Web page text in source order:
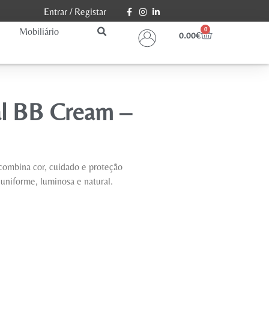
Entrar/ Registar
Mobiliário 0.00€
0
BB Cream –
cor, cuidado e proteção
luminosa e natural.